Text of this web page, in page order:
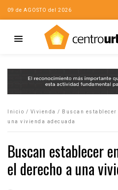
09 de AGOSTO del 2026
Inicio / Vivienda /
Buscan
una vivienda adecuada
Buscan establecer
el derecho a una